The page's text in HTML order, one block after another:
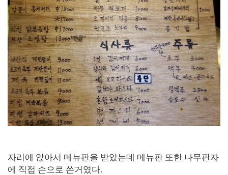
자리에 앉아서 메뉴판을 받았는데 메뉴판 또한 나무판자
에 직접 손으로 쓴거였다.